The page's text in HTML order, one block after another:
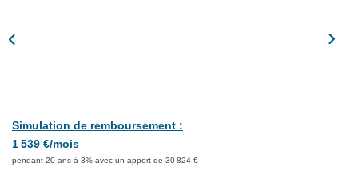
Simulation de remboursement :
1 539 €/mois
pendant 20 ans à 3% avec un apport de 30 824 €